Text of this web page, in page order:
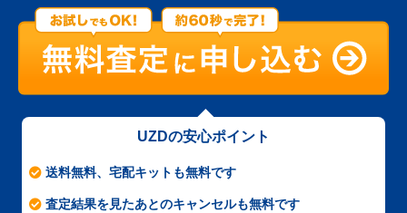
UZDの安心ポイント
送料無料、宅配キットも無料です
査定結果を見たあとのキャンセルも無料です